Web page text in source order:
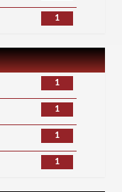
1
1
1
1
1